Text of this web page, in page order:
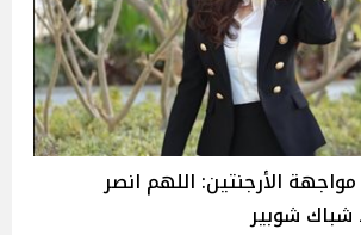
الأرجنتين: اللهم انصر
شباك شوبير